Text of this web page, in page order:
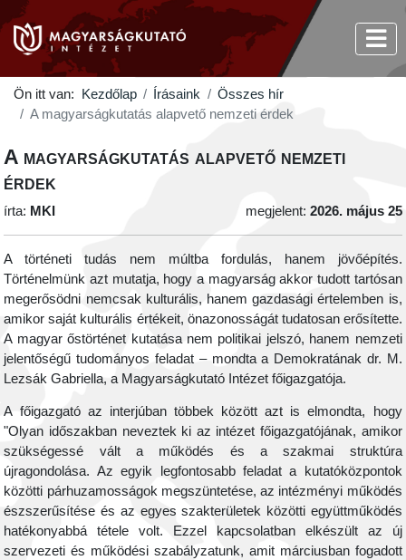
Ön itt van: Kezdőlap Írásaink
Összes hír
A magyarságkutatás alapvető nemzeti érdek
A magyarságkutatás alapvető nemzeti
érdek
írta: MKI megjelent: 2026. május 25
A történeti tudás nem múltba fordulás, hanem jövőépítés.
Történelmünk azt mutatja, hogy a magyarság akkor tudott tartósan
megerősödni nemcsak kulturális, hanem gazdasági értelemben is,
amikor saját kulturális értékeit, önazonosságát tudatosan erősítette.
A magyar őstörténet kutatása nem politikai jelszó, hanem nemzeti
jelentőségű tudományos feladat – mondta a Demokratának dr. M.
Lezsák Gabriella, a Magyarságkutató Intézet főigazgatója.
A főigazgató az interjúban többek között azt is elmondta, hogy
"Olyan időszakban neveztek ki az intézet főigazgatójának, amikor
szükségessé vált a működés és a szakmai struktúra
újragondolása. Az egyik legfontosabb feladat a kutatóközpontok
közötti párhuzamosságok megszüntetése, az intézményi működés
észszerűsítése és az egyes szakterületek közötti együttműködés
hatékonyabbá tétele volt. Ezzel kapcsolatban elkészült az új
szervezeti és működési szabályzatunk, amit márciusban fogadott